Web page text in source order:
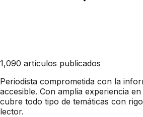
1,090 artículos publicados
Periodista comprometida con la
accesible. Con amplia experiencia
cubre todo tipo de temáticas con
lector.